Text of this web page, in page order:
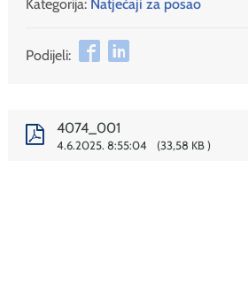
Kategorija: Natječaji za posao
Podijeli:
4074_001
4.6.2025. 8:55:04 33,58 KB